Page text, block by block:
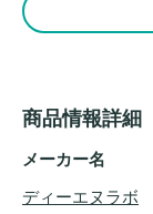
商品情報詳細
メーカー名
ディーエヌラボ